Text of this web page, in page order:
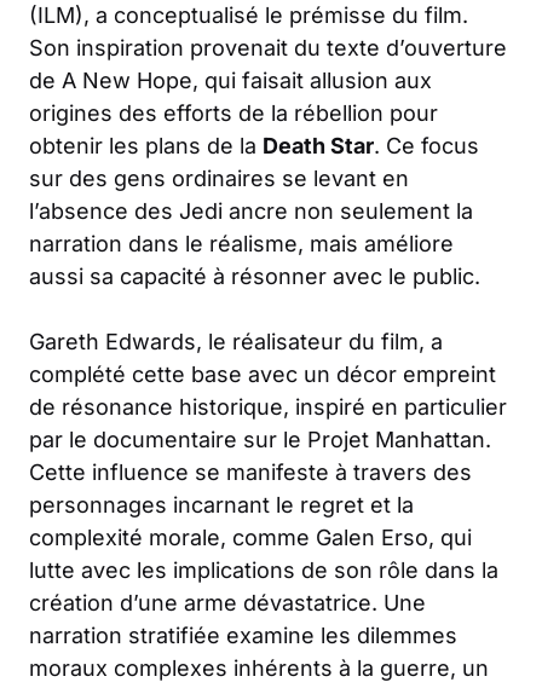
(ILM), a conceptualisé le prémisse du film.
Son inspiration provenait du texte d’ouverture
de A New Hope, qui faisait allusion aux
origines des efforts de la rébellion pour
obtenir les plans de la Death Star. Ce focus
sur des gens ordinaires se levant en
l’absence des Jedi ancre non seulement la
narration dans le réalisme, mais améliore
aussi sa capacité à résonner avec le public.
Gareth Edwards, le réalisateur du film, a
complété cette base avec un décor empreint
de résonance historique, inspiré en particulier
par le documentaire sur le Projet Manhattan.
Cette influence se manifeste à travers des
personnages incarnant le regret et la
complexité morale, comme Galen Erso, qui
lutte avec les implications de son rôle dans la
création d’une arme dévastatrice. Une
narration stratifiée examine les dilemmes
moraux complexes inhérents à la guerre, un